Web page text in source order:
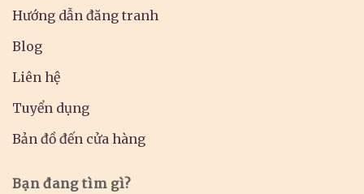
Hướng dẫn đăng tranh
Blog
Liên hệ
Tuyển dụng
Bản đồ đến cửa hàng
Bạn đang tìm gì?